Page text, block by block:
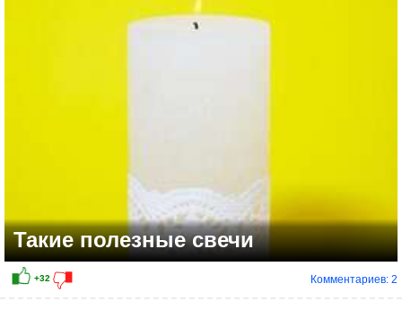
Такие полезные свечи
Комментариев: 2